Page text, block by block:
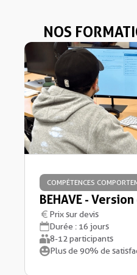
NOS
COMPÉTENCES
BEHAVE -
Prix sur devis
Durée : 16 jours
8-12 participants
Plus de 90% de